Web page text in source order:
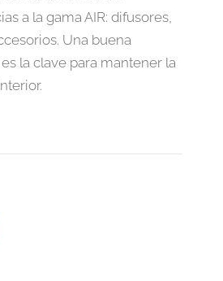
a la gama AIR: difusores,
Una buena
la clave para mantener la